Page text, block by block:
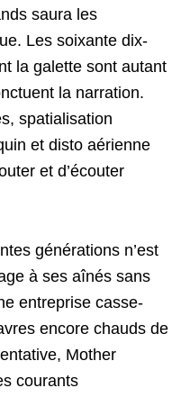
saura les
Les soixante dix-
la galette sont autant
la narration.
spatialisation
et disto aérienne
et d’écouter
générations n’est
à ses aînés sans
entreprise casse-
encore chauds de
Mother
courants